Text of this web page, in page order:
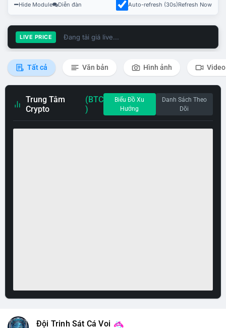
Hide Module Diễn đàn Auto-refresh (30s)Refresh Now
LIVE PRICE Đang tải giá live...
Tất cả Văn bản Hình ảnh Video
Trung Tâm
Crypto
(BTC
)
Biểu Đồ Xu
Hướng
Danh Sách Theo
Dõi
Đội Trinh Sát Cá Voi